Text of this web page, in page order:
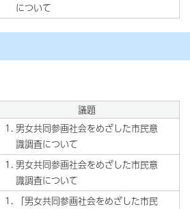
について
議題
男女共同参画社会をめざした市民意
識調査について
男女共同参画社会をめざした市民意
識調査について
「男女共同参画社会をめざした市民